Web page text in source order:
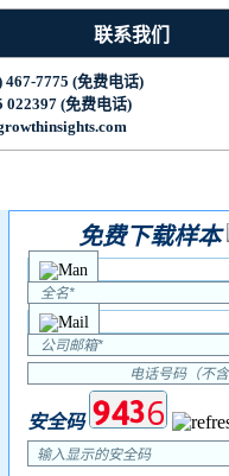
联系我们
467-7775 (免费电话)
022397 (免费电话)
免费下载样本
安全码